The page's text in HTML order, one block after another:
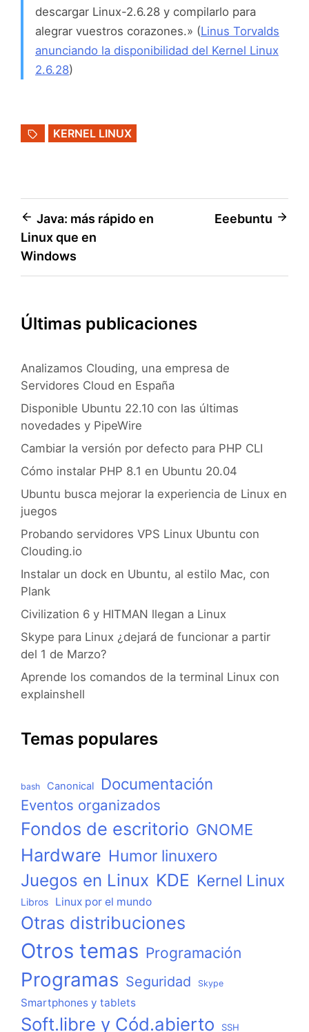
descargar Linux-2.6.28 y compilarlo para
alegrar vuestros corazones.» (Linus Torvalds
anunciando la disponibilidad del Kernel Linux
2.6.28)
KERNEL LINUX
Navegación
de
entradas
Java: más rápido en
Linux que en
Windows
Eeebuntu
Últimas publicaciones
Analizamos Clouding, una empresa de
Servidores Cloud en España
Disponible Ubuntu 22.10 con las últimas
novedades y PipeWire
Cambiar la versión por defecto para PHP CLI
Cómo instalar PHP 8.1 en Ubuntu 20.04
Ubuntu busca mejorar la experiencia de Linux en
juegos
Probando servidores VPS Linux Ubuntu con
Clouding.io
Instalar un dock en Ubuntu, al estilo Mac, con
Plank
Civilization 6 y HITMAN llegan a Linux
Skype para Linux ¿dejará de funcionar a partir
del 1 de Marzo?
Aprende los comandos de la terminal Linux con
explainshell
Temas populares
bash Canonical Documentación
Eventos organizados
Fondos de escritorio GNOME
Hardware Humor linuxero
Juegos en Linux KDE Kernel Linux
Libros Linux por el mundo
Otras distribuciones
Otros temas Programación
Programas Seguridad Skype
Smartphones y tablets
Soft.libre y Cód.abierto SSH